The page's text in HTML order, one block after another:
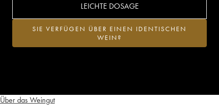
Über das Weingut
LEICHTE DOSAGE
SIE VERFÜGEN ÜBER EINEN IDENTISCHEN
WEIN?